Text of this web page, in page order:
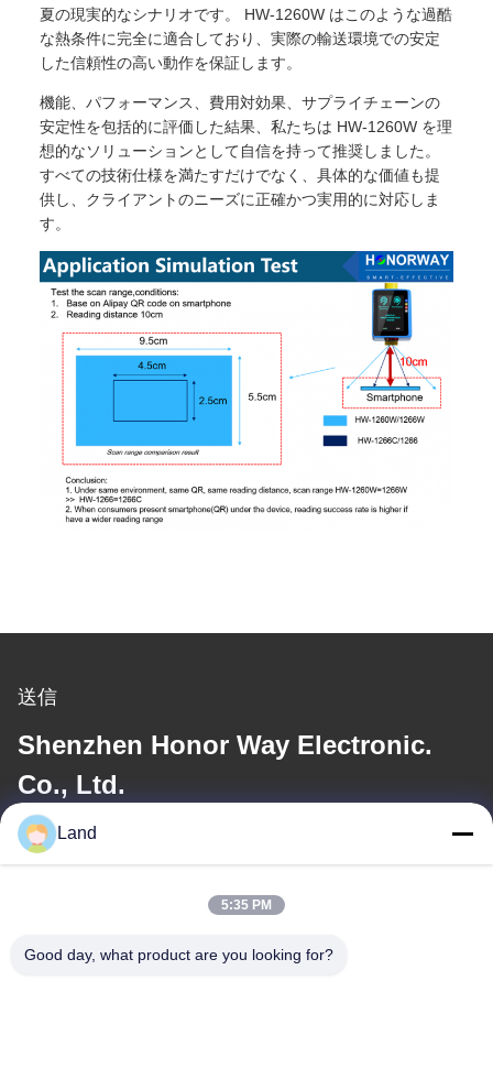
夏の現実的なシナリオです。 HW-1260W はこのような過酷
な熱条件に完全に適合しており、実際の輸送環境での安定
した信頼性の高い動作を保証します。
機能、パフォーマンス、費用対効果、サプライチェーンの
安定性を包括的に評価した結果、私たちは HW-1260W を理
想的なソリューションとして自信を持って推奨しました。
すべての技術仕様を満たすだけでなく、具体的な価値も提
供し、クライアントのニーズに正確かつ実用的に対応しま
す。
送信
Shenzhen Honor Way Electronic.
Co., Ltd.
電子メール
Land
5:35 PM
Good day, what product are you looking for?